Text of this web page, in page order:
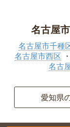
名古屋
名古屋市千種
名古屋市西区
名古
愛知県